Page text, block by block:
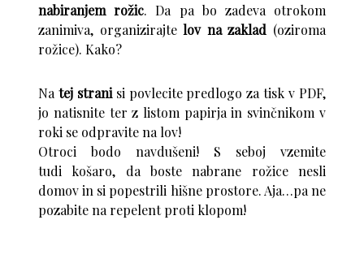
nabiranjem rožic. Da pa bo zadeva otrokom
zanimiva, organizirajtelov na zaklad (oziroma
rožice). Kako?
Natej stranisi povlecite predlogo za tisk v PDF,
jo natisnite ter z listom papirja in svinčnikom v
roki se odpravite na lov!
Otroci bodo navdušeni! S seboj vzemite
tudi košaro, da boste nabrane rožice nesli
domov in si popestrili hišne prostore. Aja…pa ne
pozabite na repelent proti klopom!